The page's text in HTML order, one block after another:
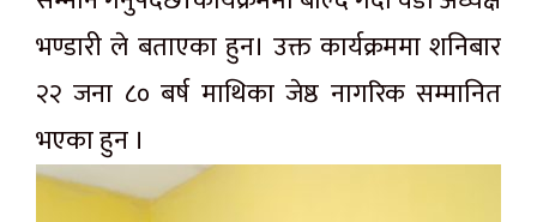
भण्डारी ले बताएका हुन। उक्त कार्यक्रममा शनिबार
२२ जना ८० बर्ष माथिका जेष्ठ नागरिक सम्मानित
भएका हुन ।